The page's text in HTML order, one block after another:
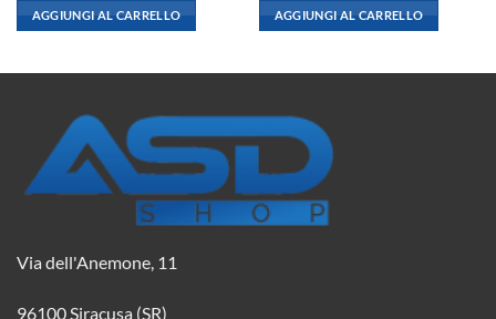
originale
era:
3,57 €.
attuale
è:
3,16 €.
AGGIUNGI AL CARRELLO
originale
era:
2,08 €.
attuale
è:
1,84 €.
AGGIUNGI AL CARRELLO
Via dell'Anemone, 11
96100 Siracusa (SR)